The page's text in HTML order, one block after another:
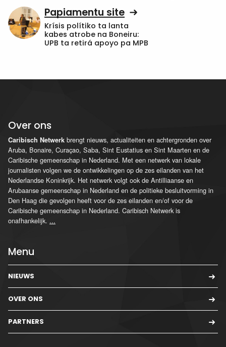
Papiamentu site
Krísis polítiko ta lanta
kabes atrobe na Boneiru:
UPB ta retirá apoyo pa MPB
Over ons
Caribisch Netwerk brengt nieuws, actualiteiten en achtergronden over
Aruba, Bonaire, Curaçao, Saba, Sint Eustatius en Sint Maarten en de
Caribische gemeenschap in Nederland. Met een netwerk van lokale
journalisten volgen we de ontwikkelingen op de zes eilanden van het
Nederlandse Koninkrijk. Het netwerk volgt ook de Antilliaanse en
Arubaanse gemeenschap in Nederland en de politieke besluitvorming in
Den Haag die gevolgen heeft voor de zes eilanden en/of voor de
Caribische gemeenschap in Nederland. Caribisch Netwerk is
onafhankelijk. ...
Menu
NIEUWS
OVER ONS
PARTNERS